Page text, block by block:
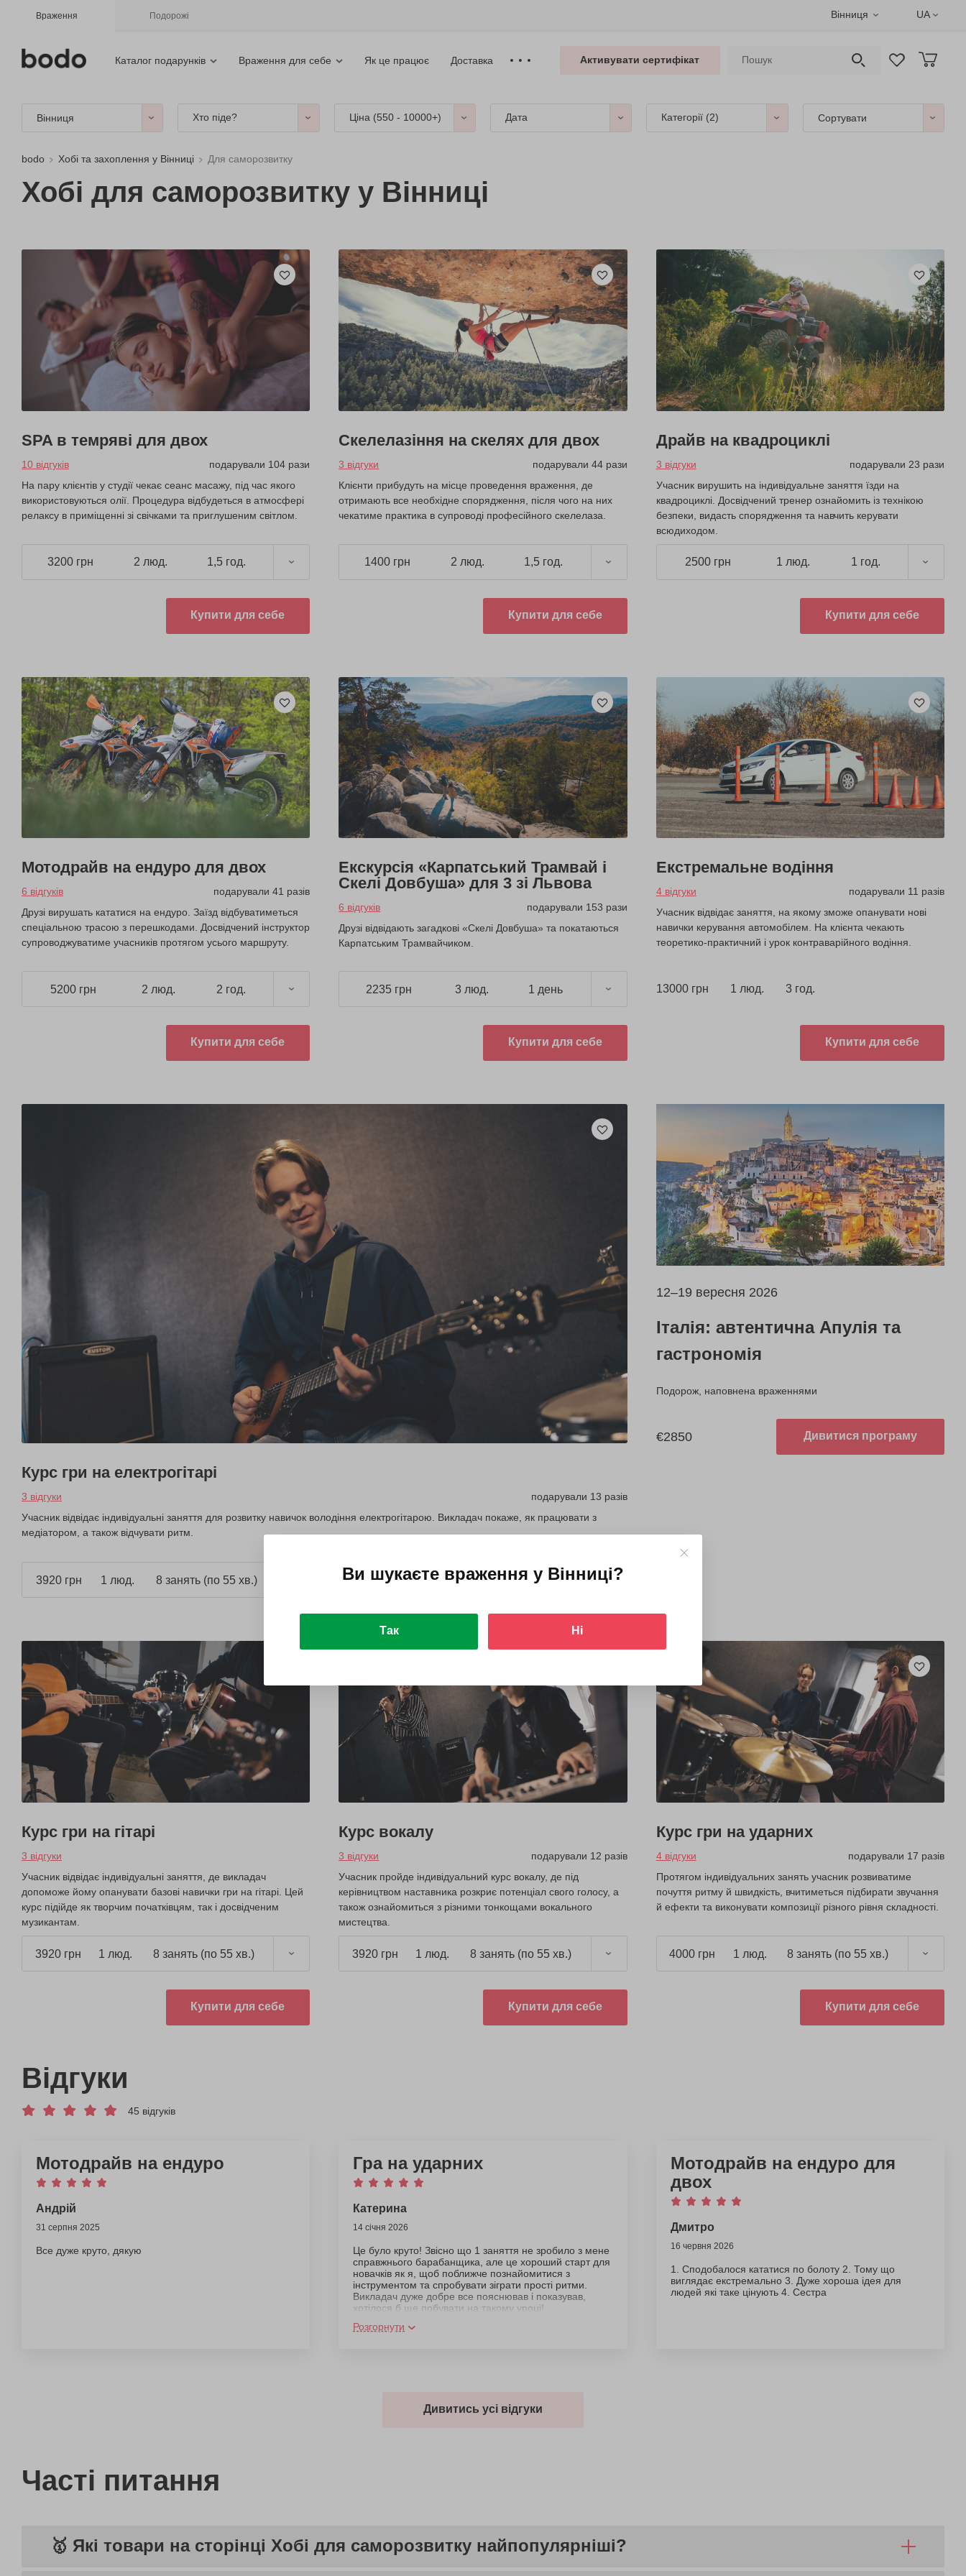
Враження Подорожі Вінниця UA
Каталог подарунків Враження для себе Як це працює Доставка Активувати сертифікат
Вінниця Хто піде? Ціна (550 - 10000+) Дата Категорії (2) Сортувати
bodo Хобі та захоплення у Вінниці Для саморозвитку
Хобі для саморозвитку у Вінниці
SPA в темряві для двох
10 відгуків
подарували 104 рази
На пару клієнтів у студії чекає сеанс масажу, під час якого
використовуються олії. Процедура відбудеться в атмосфері
релаксу в приміщенні зі свічками та приглушеним світлом.
3200 грн 2 люд. 1,5 год.
Купити для себе
Скелелазіння на скелях для двох
3 відгуки
подарували 44 рази
Клієнти прибудуть на місце проведення враження, де
отримають все необхідне спорядження, після чого на них
чекатиме практика в супроводі професійного скелелаза.
1400 грн 2 люд. 1,5 год.
Купити для себе
Драйв на квадроциклі
3 відгуки
подарували 23 рази
Учасник вирушить на індивідуальне заняття їзди на
квадроциклі. Досвідчений тренер ознайомить із технікою
безпеки, видасть спорядження та навчить керувати
всюдиходом.
2500 грн 1 люд. 1 год.
Купити для себе
Мотодрайв на ендуро для двох
6 відгуків
подарували 41 разів
Друзі вирушать кататися на ендуро. Заїзд відбуватиметься
спеціальною трасою з перешкодами. Досвідчений інструктор
супроводжуватиме учасників протягом усього маршруту.
5200 грн 2 люд. 2 год.
Купити для себе
Екскурсія «Карпатський Трамвай і
Скелі Довбуша» для 3 зі Львова
6 відгуків
подарували 153 рази
Друзі відвідають загадкові «Скелі Довбуша» та покатаються
Карпатським Трамвайчиком.
2235 грн 3 люд. 1 день
Купити для себе
Екстремальне водіння
4 відгуки
подарували 11 разів
Учасник відвідає заняття, на якому зможе опанувати нові
навички керування автомобілем. На клієнта чекають
теоретико-практичний і урок контраварійного водіння.
13000 грн 1 люд. 3 год.
Купити для себе
Курс гри на електрогітарі
3 відгуки
подарували 13 разів
Учасник відвідає індивідуальні заняття для розвитку навичок володіння електрогітарою. Викладач покаже, як працювати з
медіатором, а також відчувати ритм.
3920 грн 1 люд. 8 занять (по 55 хв.) Купити для себе
12–19 вересня 2026
Італія: автентична Апулія та
гастрономія
Подорож, наповнена враженнями
€2850 Дивитися програму
Курс гри на гітарі
3 відгуки
Учасник відвідає індивідуальні заняття, де викладач
допоможе йому опанувати базові навички гри на гітарі. Цей
курс підійде як творчим початківцям, так і досвідченим
музикантам.
3920 грн 1 люд. 8 занять (по 55 хв.)
Купити для себе
Курс вокалу
3 відгуки
подарували 12 разів
Учасник пройде індивідуальний курс вокалу, де під
керівництвом наставника розкриє потенціал свого голосу, а
також ознайомиться з різними тонкощами вокального
мистецтва.
3920 грн 1 люд. 8 занять (по 55 хв.)
Купити для себе
Курс гри на ударних
4 відгуки
подарували 17 разів
Протягом індивідуальних занять учасник розвиватиме
почуття ритму й швидкість, вчитиметься підбирати звучання
й ефекти та виконувати композиції різного рівня складності.
4000 грн 1 люд. 8 занять (по 55 хв.)
Купити для себе
Відгуки
45 відгуків
Мотодрайв на ендуро
Андрій
31 серпня 2025
Все дуже круто, дякую
Гра на ударних
Катерина
14 січня 2026
Це було круто! Звісно що 1 заняття не зробило з мене
справжнього барабанщика, але це хороший старт для
новачків як я, щоб поближче познайомитися з
інструментом та спробувати зіграти прості ритми.
Викладач дуже добре все пояснював і показував,
хотілося б ще побувати на такому уроці!
Розгорнути
Мотодрайв на ендуро для
двох
Дмитро
16 червня 2026
1. Сподобалося кататися по болоту 2. Тому що
виглядає екстремально 3. Дуже хороша ідея для
людей які таке цінують 4. Сестра
Дивитись усі відгуки
Часті питання
🥇 Які товари на сторінці Хобі для саморозвитку найпопулярніші?
Ви шукаєте враження у Вінниці?
Так Ні